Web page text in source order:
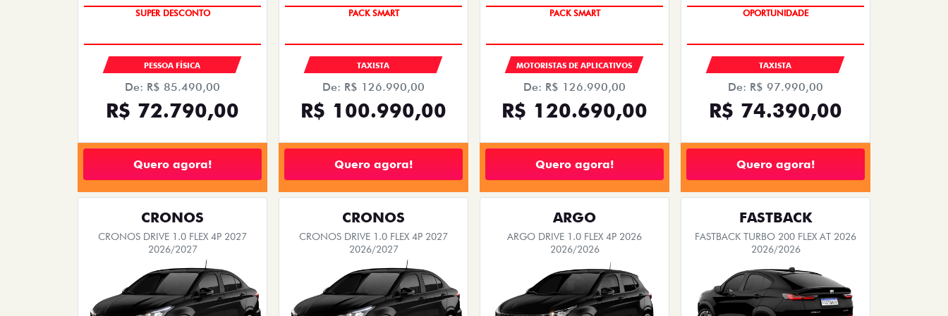
PESSOA FÍSICA
De: R$ 85.490,00
R$ 72.790,00
Quero agora!
PACK SMART
TAXISTA
De: R$ 126.990,00
R$ 100.990,00
Quero agora!
PACK SMART
MOTORISTAS DE APLICATIVOS
De: R$ 126.990,00
R$ 120.690,00
Quero agora!
OPORTUNIDADE
TAXISTA
De: R$ 97.990,00
R$ 74.390,00
Quero agora!
CRONOS
CRONOS DRIVE 1.0 FLEX 4P 2027
2026/2027
CRONOS
CRONOS DRIVE 1.0 FLEX 4P 2027
2026/2027
ARGO
ARGO DRIVE 1.0 FLEX 4P 2026
2026/2026
FASTBACK
FASTBACK TURBO 200 FLEX AT 2026
2026/2026